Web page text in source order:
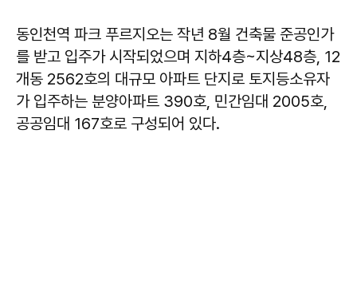
동인천역 파크 푸르지오는 작년 8월 건축물 준공인가
를 받고 입주가 시작되었으며 지하4층~지상48층, 12
개동 2562호의 대규모 아파트 단지로 토지등소유자
가 입주하는 분양아파트 390호, 민간임대 2005호,
공공임대 167호로 구성되어 있다.